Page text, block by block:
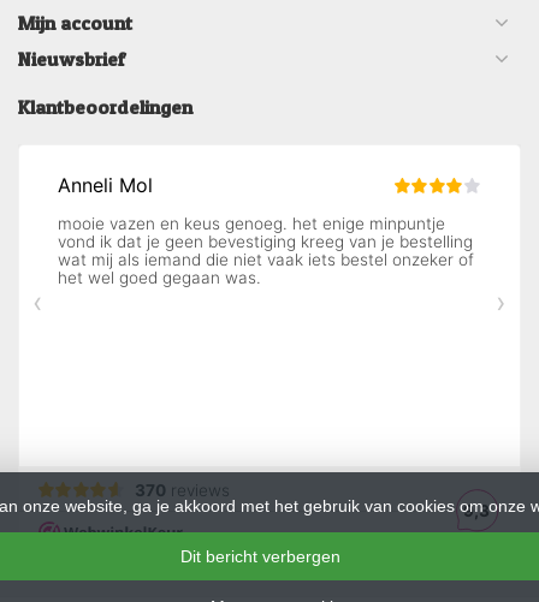
Mijn account
Nieuwsbrief
Klantbeoordelingen
onze website, ga je akkoord met het gebruik van cookies om onze
Dit bericht verbergen